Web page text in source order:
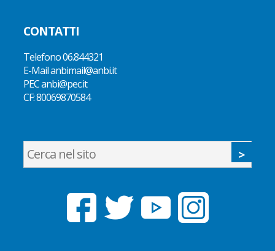
CONTATTI
Telefono06.844321
E-Mailanbimail@anbi.it
PEC anbi@pec.it
CF:80069870584